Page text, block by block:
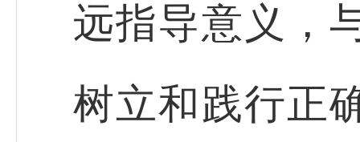
远指导意义，
树立和践行正